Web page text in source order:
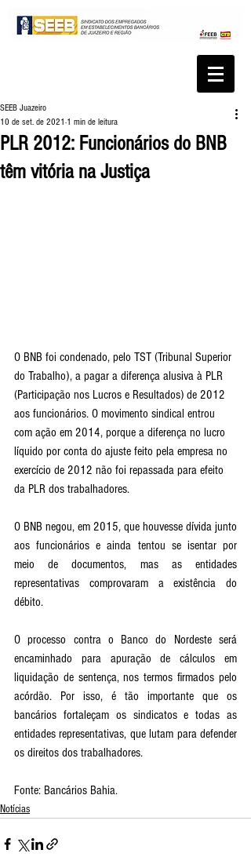
PLR 2012: Funcionários do BNB
têm vitória na Justiça
SEEB Juazeiro
10 de set. de 2021 1 min de leitura
O BNB foi condenado, pelo TST (Tribunal Superior
do Trabalho), a pagar a diferença alusiva à PLR
(Participação nos Lucros e Resultados) de 2012
aos funcionários. O movimento sindical entrou
com ação em 2014, porque a diferença no lucro
líquido por conta do ajuste feito pela empresa no
exercício de 2012 não foi repassada para efeito
da PLR dos trabalhadores.
O BNB negou, em 2015, que houvesse dívida junto
aos funcionários e ainda tentou se isentar por
meio de documentos, mas as entidades
representativas comprovaram a existência do
débito.
O processo contra o Banco do Nordeste será
encaminhado para apuração de cálculos em
liquidação de sentença, nos termos firmados pelo
acórdão. Por isso, é tão importante que os
bancários fortaleçam os sindicatos e todas as
entidades representativas, que lutam para defender
os direitos dos trabalhadores.
Fonte: Bancários Bahia.
Notícias